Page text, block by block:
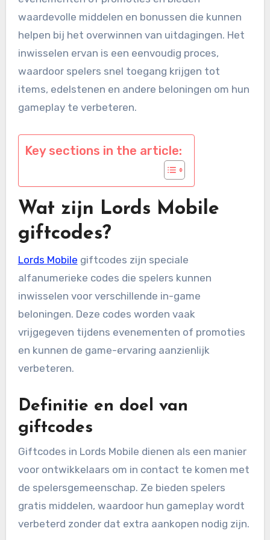
waardevolle middelen en bonussen die kunnen
helpen bij het overwinnen van uitdagingen. Het
inwisselen ervan is een eenvoudig proces,
waardoor spelers snel toegang krijgen tot
items, edelstenen en andere beloningen om hun
gameplay te verbeteren.
Key sections in the article:
Wat zijn Lords Mobile
giftcodes?
Lords Mobile giftcodes zijn speciale
alfanumerieke codes die spelers kunnen
inwisselen voor verschillende in-game
beloningen. Deze codes worden vaak
vrijgegeven tijdens evenementen of promoties
en kunnen de game-ervaring aanzienlijk
verbeteren.
Definitie en doel van
giftcodes
Giftcodes in Lords Mobile dienen als een manier
voor ontwikkelaars om in contact te komen met
de spelersgemeenschap. Ze bieden spelers
gratis middelen, waardoor hun gameplay wordt
verbeterd zonder dat extra aankopen nodig zijn.